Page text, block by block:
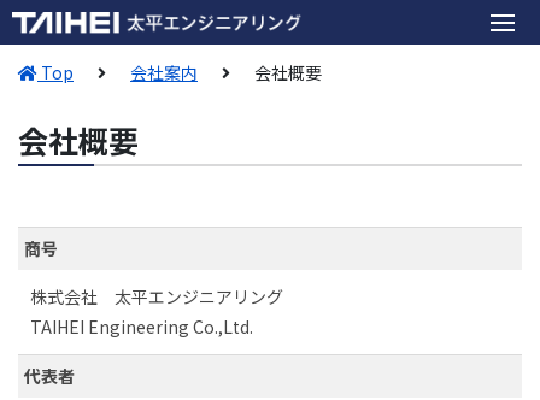
Top 会社案内 会社概要
会社概要
商号
株式会社 太平エンジニアリング
TAIHEI Engineering Co.,Ltd.
代表者